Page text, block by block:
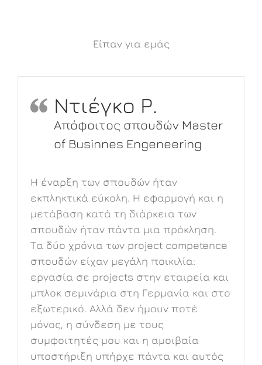
Είπαν για εμάς
Ντιέγκο Ρ.
Απόφοιτος σπουδών Master
of Businnes Engeneering
Η έναρξη των σπουδών ήταν
εκπληκτικά εύκολη. Η εφαρμογή και η
μετάβαση κατά τη διάρκεια των
σπουδών ήταν πάντα μια πρόκληση.
Τα δύο χρόνια των project competence
σπουδών είχαν μεγάλη ποικιλία:
εργασία σε projects στην εταιρεία και
μπλοκ σεμινάρια στη Γερμανία και στο
εξωτερικό. Αλλά δεν ήμουν ποτέ
μόνος, η σύνδεση με τους
συμφοιτητές μου και η αμοιβαία
υποστήριξη υπήρχε πάντα και αυτός